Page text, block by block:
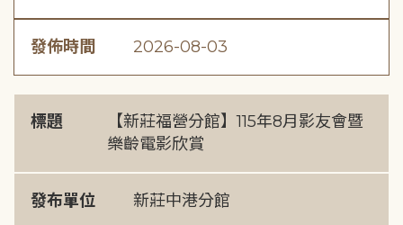
發佈時間 2026-08-03
標題
【新莊福營分館】115年8月影友會暨
樂齡電影欣賞
發布單位 新莊中港分館